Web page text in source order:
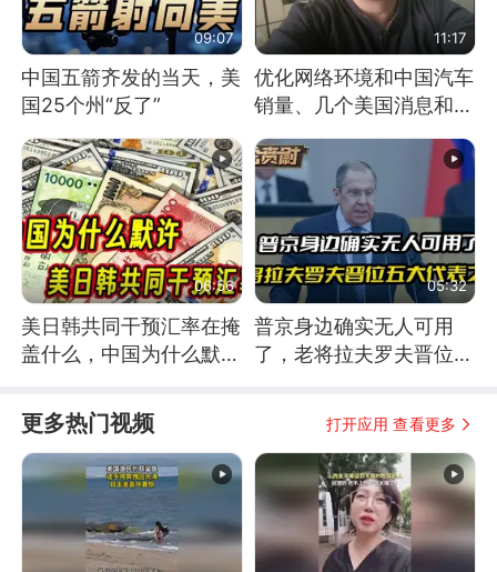
09:07
中国五箭齐发的当天，美
国25个州“反了”
11:17
优化网络环境和中国汽车
销量、几个美国消息和俄
06:56
美日韩共同干预汇率在掩
盖什么，中国为什么默
05:32
普京身边确实无人可用
了，老将拉夫罗夫晋位五
更多热门视频 打开应用 查看更多